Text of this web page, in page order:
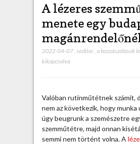
A lézeres
menete egy
2022-04-07, seditor, A
r
e
s
s
a hozzászólások
kikapcsolva
Valóban rutinműtétnek számít,
nem az következik, hogy munka
úgy beugrunk a szemészetre
szemműtétre, majd onnan
semmi nem történt volna. A